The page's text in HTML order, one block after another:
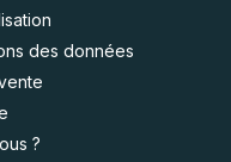
des données
?